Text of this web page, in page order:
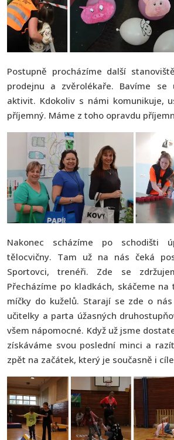
Postupně procházíme další
prodejnu a zvěrolékaře. Bavíme se
aktivit. Kdokoliv s námi komunikuje,
příjemný. Máme z toho opravdu
Nakonec scházíme po schodišti
tělocvičny. Tam už na nás čeká
Sportovci, trenéři. Zde se
Přecházíme po kladkách, skáčeme
míčky do kuželů. Starají se zde o
učitelky a parta úžasných
všem nápomocné. Když už jsme
získáváme svou poslední minci a
zpět na začátek, který je současně i